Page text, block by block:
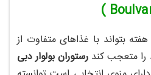
بتواند با غذاهای متفاوت از
را متعجب کند رستوران بولوار دبی